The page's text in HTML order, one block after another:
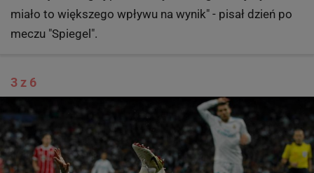
miało to większego wpływu na wynik" - pisał dzień po
meczu "Spiegel".
3 z 6